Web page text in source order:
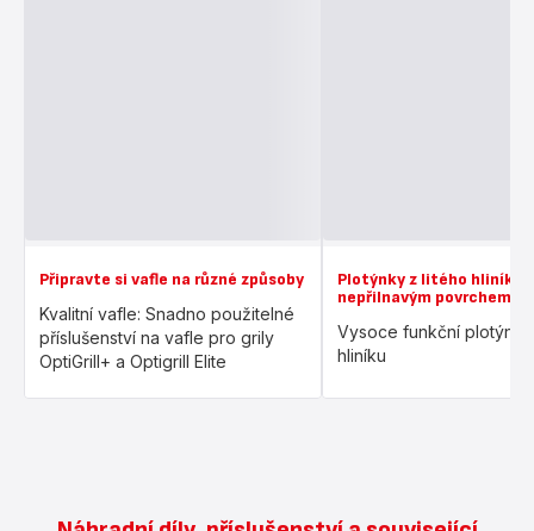
Připravte si vafle na různé způsoby
Kvalitní vafle: Snadno použitelné
příslušenství na vafle pro grily
OptiGrill+ a Optigrill Elite
Plotýnky z litého hliníku s
nepřilnavým povrchem
Vysoce funkční
hliníku